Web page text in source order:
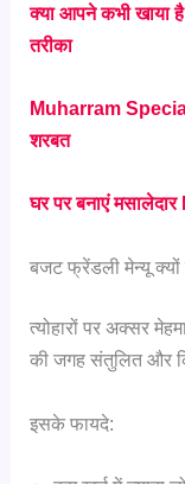
क्या आपने कभी
तरीका
Muharram
शरबत
घर पर बनाएं
बजट फ्रेंडली मेन्यू
त्योहारों पर अक्सर
की जगह संतुलित और
इसके फायदे: